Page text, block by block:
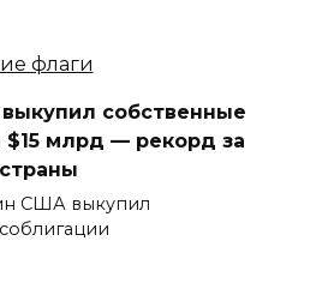
собственные
$15 млрд — рекорд за
США выкупил